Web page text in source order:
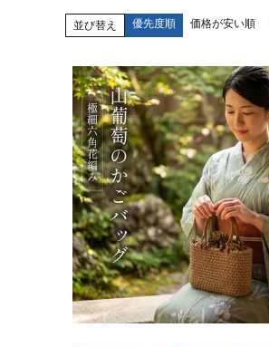
並び替え 優先度順 価格が安い順